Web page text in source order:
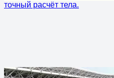
точный расчёт тела.